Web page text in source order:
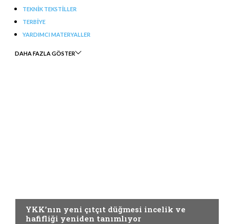
TEKNIK TEKSTILLER
TERBIYE
YARDIMCI MATERYALLER
DAHA FAZLA GÖSTER
YKK’nın yeni çıtçıt düğmesi incelik ve
hafifliği yeniden tanımlıyor